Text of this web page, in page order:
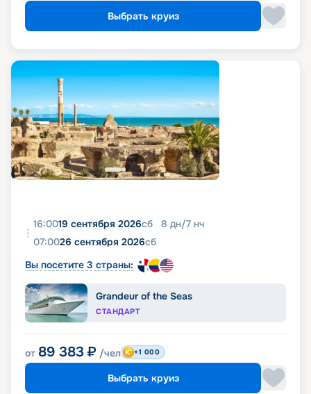
Выбрать круиз
16:0019 сентября 2026сб 8 дн/7 нч
07:0026 сентября 2026сб
Вы посетите 3 страны:
Grandeur of the Seas
СТАНДАРТ
от 89 383 ₽ /чел +1 000
Выбрать круиз